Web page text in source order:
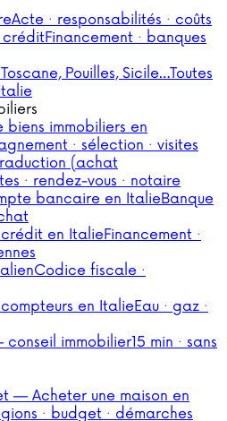
Acte · responsabilités · coûts
créditFinancement · banques
Pouilles, Sicile…Toutes
biens immobiliers en
· sélection · visites
(achat
· rendez-vous · notaire
bancaire en ItalieBanque
en ItalieFinancement ·
Codice fiscale ·
en ItalieEau · gaz ·
conseil immobilier15 min · sans
— Acheter une maison en
· budget · démarches